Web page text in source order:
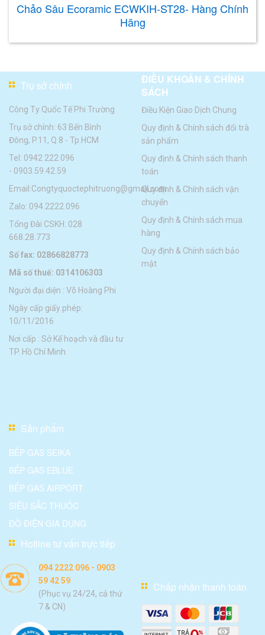
Chảo Sâu Ecoramic ECWKIH-ST28- Hàng Chính
Hãng
Trụ sở chính
Công Ty Quốc Tế Phi Trường
Trụ sở chính: 63 Bến Bình
Đông, P.11, Q.8 - Tp.HCM
Tel: 0942 222 096
- 0903.59.42.59
Email:Congtyquoctephitruong@gmail.com
Zalo: 094.2222.096
Tổng Đài CSKH: 028
668.28.773
Số fax: 02866828773
Mã số thuế: 0314106303
Người đại diện : Võ Hoàng Phi
Ngày cấp giấy phép:
10/11/2016
Nơi cấp : Sở Kế hoạch và đầu tư
TP. Hồ Chí Minh
ĐIỀU KHOẢN & CHÍNH
SÁCH
Điều Kiện Giao Dịch Chung
Quy định & Chính sách đổi trà
sản phẩm
Quy định & Chính sách thanh
toán
Quy định & Chính sách vận
chuyển
Quy định & Chính sách mua
hàng
Quy định & Chính sách bảo
mật
Sản phẩm
BẾP GAS SEIKA
BẾP GAS EBLUE
BẾP GAS AIRPORT
SIÊU SẮC THUỐC
ĐỒ ĐIỆN GIA DỤNG
Hotline tư vấn trực tiếp
094 2222 096 - 0903
59 42 59
(Phục vụ 24/24, cả thứ
7 & CN)
Chấp nhận thanh toán